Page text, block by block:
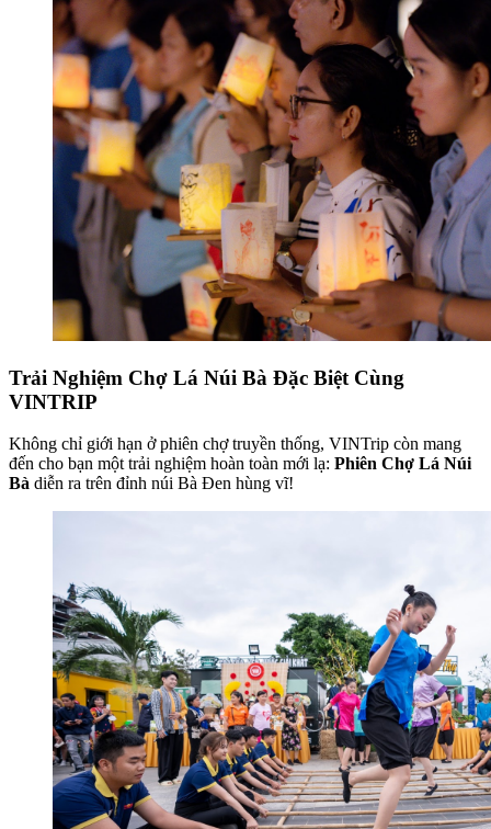
Trải Nghiệm Chợ Lá Núi Bà Đặc Biệt Cùng
VINTRIP
Không chỉ giới hạn ở phiên chợ truyền thống, VINTrip còn mang
đến cho bạn một trải nghiệm hoàn toàn mới lạ: Phiên Chợ Lá Núi
Bà diễn ra trên đỉnh núi Bà Đen hùng vĩ!